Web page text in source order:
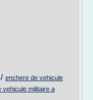
/ enchere de vehicule
vehicule militaire a